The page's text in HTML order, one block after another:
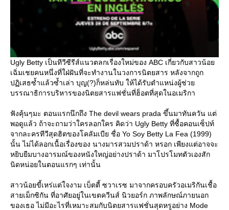
Ugly Betty เป็นทีวีซีรีส์แนวตลกเรื่องใหม่ของ ABC เกี่ยวกับสาวน้อ
เฉิ่มเชยคนหนึ่งที่ใฝ่ฝันที่จะทำงานในวงการนิตยสาร หลังจากถูก
ปฏิเสธซ้ำแล้วซ้ำเล่า บุญ(?)ก็หล่นทับ ให้ได้รับตำแหน่งผู้ช่ว
บรรณาธิการบริหารของนิตยสารแฟชั่นที่ฮ็อตที่สุดในอเมริกา
ฟังคุ้นๆมะ ตอนแรกนึกถึง The devil wears prada ขึ้นมาทันควัน แต่
พอดูแล้ว ถ้าจะถามว่าใครลอกใคร คิดว่า Ugly Betty ที่ซื้อคอนเซ็ปท์
จากละครทีวีสุดฮิตของโคลัมเบีย ชื่อ Yo Soy Betty La Fea (1999)
นั้น ไม่ได้ลอกเนื้อเรื่องของ นางมารสวมปราด้า หรอก เพียงแต่อาจจะ
หยิบยืมบางอารมณ์ของหนังใหญ่อย่างปราด้า มาโปรโมทตัวเองสัก
นิดหน่อยในตอนแรกๆ เท่านั้น
สาวน้อยขี้เหร่แต่ใจงาม เบ็ตตี้ ซวาเรซ มาจากครอบครัวอเมริกันเชื้อ
สายเม็กซิกัน ที่อาศัยอยู่ในเขตควีนส์ นิวยอร์ก ภาพลักษณ์ภายนอก
ของเธอ ไม่มีอะไรที่เหมาะสมกับนิตยสารแฟชั่นสุดหรูอย่าง Mode